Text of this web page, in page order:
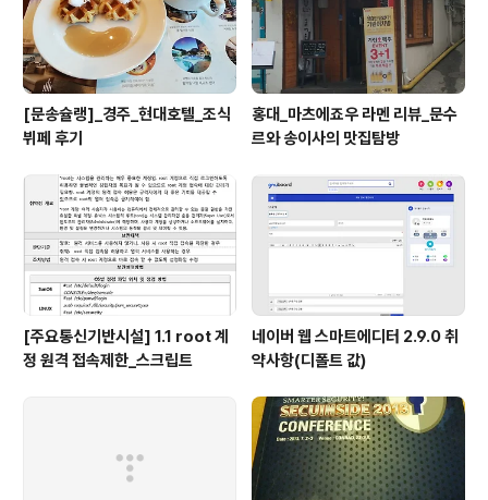
[문송슐랭]_경주_현대호텔_조식
뷔페 후기
홍대_마츠에죠우 라멘 리뷰_문수
르와 송이사의 맛집탐방
[주요통신기반시설] 1.1 root 계
정 원격 접속제한_스크립트
네이버 웹 스마트에디터 2.9.0 취
약사항(디폴트 값)